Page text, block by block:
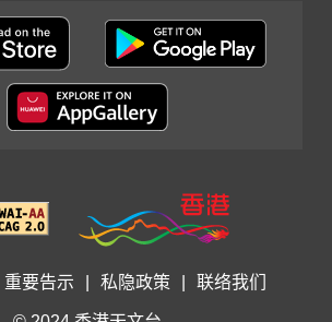
重要告示 私隐政策 联络我们